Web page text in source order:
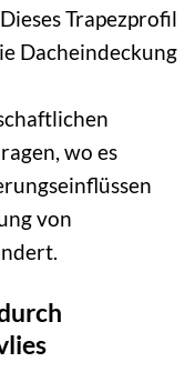
Trapezprofil
Dacheindeckung
wo es
von